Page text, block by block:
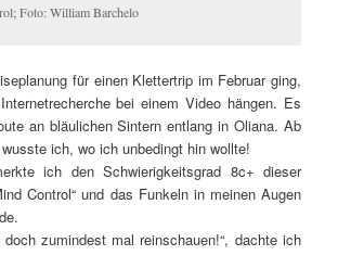
Foto: William Barchelo
für einen Klettertrip im Februar ging,
bei einem Video hängen. Es
an bläulichen Sintern entlang in Oliana. Ab
ich, wo ich unbedingt hin wollte!
ich den Schwierigkeitsgrad 8c+ dieser
Control“ und das Funkeln in meinen Augen
zumindest mal reinschauen!“, dachte ich